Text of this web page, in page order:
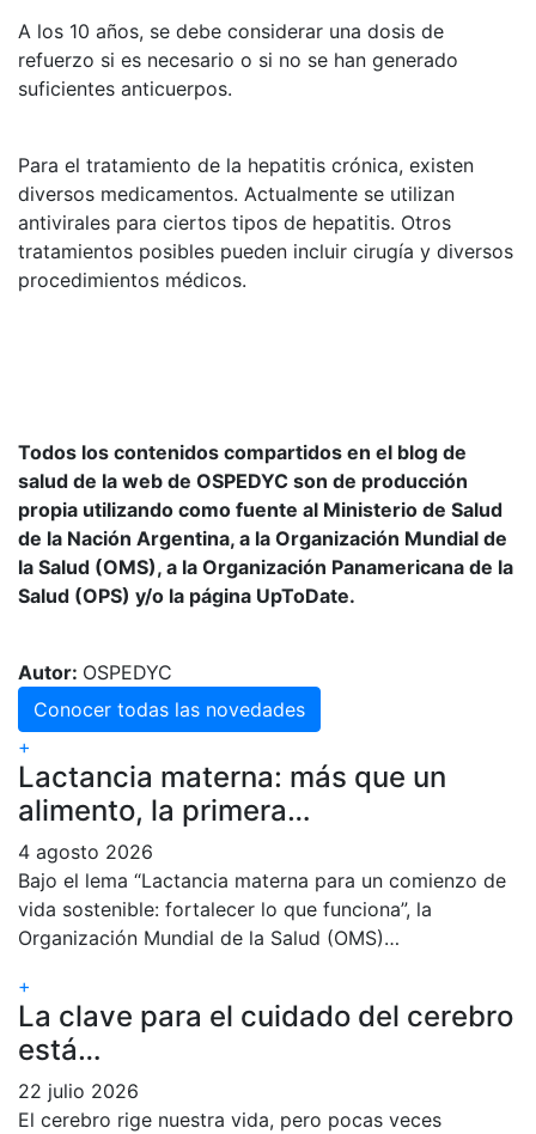
A los 10 años, se debe considerar una dosis de
refuerzo si es necesario o si no se han generado
suficientes anticuerpos.
Para el tratamiento de la hepatitis crónica, existen
diversos medicamentos. Actualmente se utilizan
antivirales para ciertos tipos de hepatitis. Otros
tratamientos posibles pueden incluir cirugía y diversos
procedimientos médicos.
Todos los contenidos compartidos en el blog de
salud de la web de OSPEDYC son de producción
propia utilizando como fuente al Ministerio de Salud
de la Nación Argentina, a la Organización Mundial de
la Salud (OMS), a la Organización Panamericana de la
Salud (OPS) y/o la página UpToDate.
Autor: OSPEDYC
Conocer todas las novedades
+
Lactancia materna: más que un
alimento, la primera…
4 agosto 2026
Bajo el lema “Lactancia materna para un comienzo de
vida sostenible: fortalecer lo que funciona”, la
Organización Mundial de la Salud (OMS)…
+
La clave para el cuidado del cerebro
está…
22 julio 2026
El cerebro rige nuestra vida, pero pocas veces